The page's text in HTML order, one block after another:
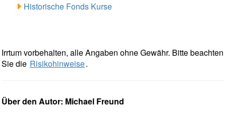
Historische Fonds Kurse
Irrtum vorbehalten, alle Angaben ohne Gewähr. Bitte beachten
Sie die Risikohinweise.
Über den Autor: Michael Freund